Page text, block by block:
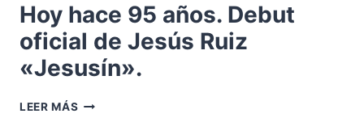
Hoy hace 95 años. Debut
oficial de Jesús Ruiz
«Jesusín».
LEER MÁS HOY